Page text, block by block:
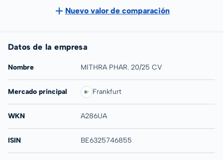
Nuevo valor de comparación
Datos de la empresa
Nombre MITHRA PHAR. 20/25 CV
Mercado principal Frankfurt
WKN A286UA
ISIN BE6325746855